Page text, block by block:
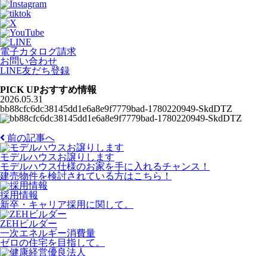
電子カタログ請求
お問い合わせ
LINE友だち登録
PICK UPおすすめ情報
2026.05.31
bb88cfc6dc38145dd1e6a8e9f7779bad-1780220949-SkdDTZ
前の記事へ
モデルハウスお譲りします
モデルハウス仕様のお家を手に入れるチャンス！
建売物件を検討されている方はこちら！
採用情報
新卒・キャリア採用に関して。
ZEHビルダー
一次エネルギー消費量
ゼロの住宅を目指して。